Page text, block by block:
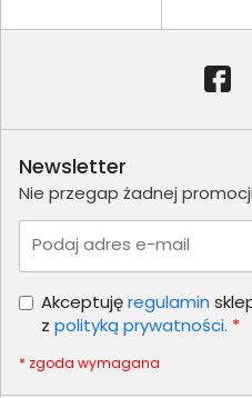
Newsletter
Nie przegap żadnej
Podaj adres e-mail
Akceptujęregulamin
z polityką prywatności. *
* zgoda wymagana